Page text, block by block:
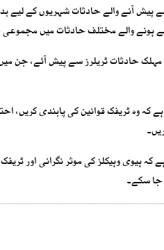
پیش آنے والے حادثات شہریوں کے
حادثات میں مجموعی طور پر 158 افراد جان کی بازی
وہ ٹریفک قوانین کی پابندی کریں،
کہ ہیوی وہیکلز کی موثر نگرانی اور
جا سکے۔